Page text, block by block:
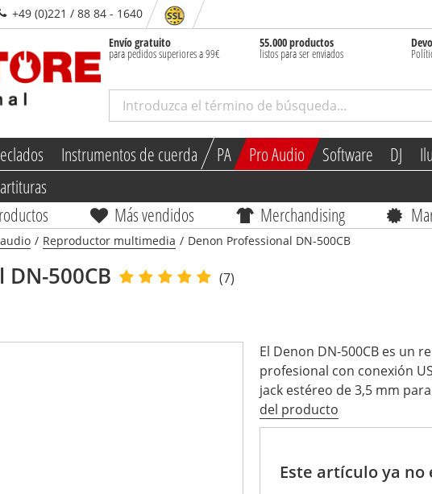
+49 (0)221 / 88 84 - 1640
Envío gratuito
para pedidos superiores a 99€
55.000 productos
listos para ser enviados
Instrumentos de cuerda PA Pro Audio Software DJ
Más vendidos Merchandising
/ Reproductor multimedia / Denon Professional DN-500CB
DN-500CB (7)
El Denon DN-500CB es un
profesional con conexión
jack estéreo de 3,5 mm
del producto
Este artículo ya